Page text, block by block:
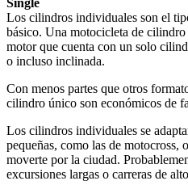
Los cilindros individuales son el
básico. Una motocicleta de
motor que cuenta con un solo
o incluso inclinada.
Con menos partes que otros
cilindro único son económicos de
Los cilindros individuales se
pequeñas, como las de motocross,
moverte por la ciudad.
excursiones largas o carreras de